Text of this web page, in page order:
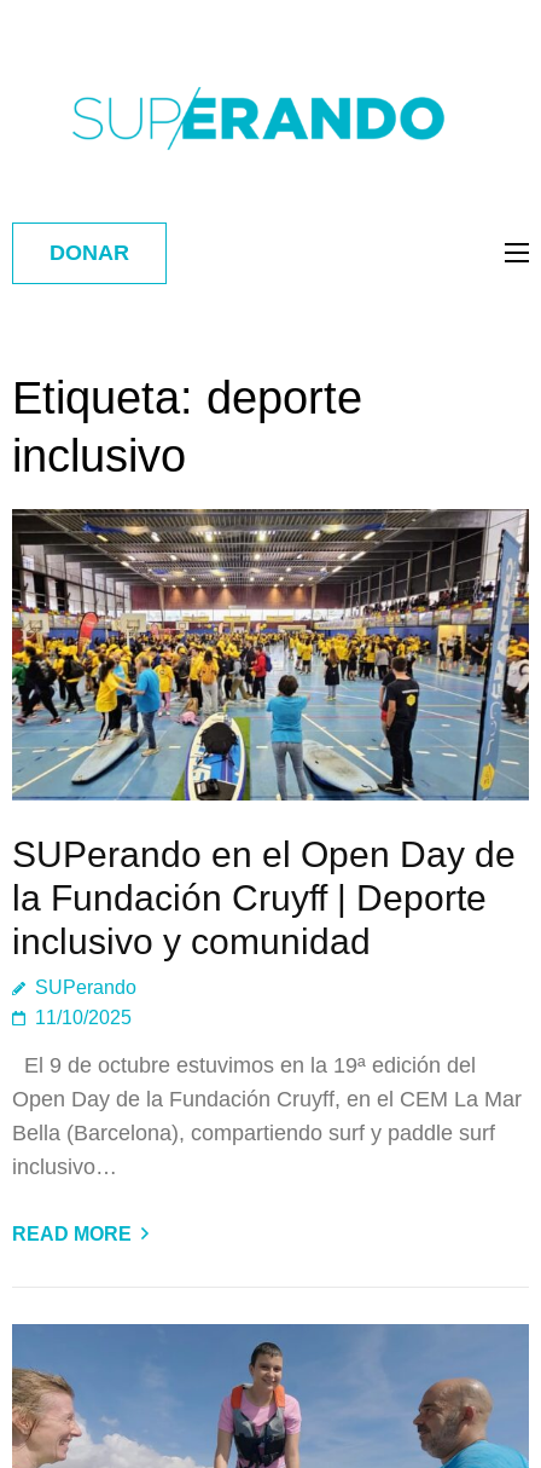
DONAR
Etiqueta: deporte
inclusivo
SUPerando en el Open Day de
la Fundación Cruyff | Deporte
inclusivo y comunidad
SUPerando
11/10/2025
El 9 de octubre estuvimos en la 19ª edición del
Open Day de la Fundación Cruyff, en el CEM La Mar
Bella (Barcelona), compartiendo surf y paddle surf
inclusivo…
READ MORE